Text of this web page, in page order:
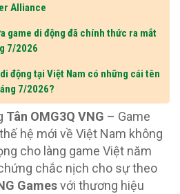
Alliance
game di động đã chính thức ra mắt
7/2026
động tại Việt Nam có những cái tên
7/2026?
Tân OMG3Q VNG – Game
hệ mới về Việt Nam không
cho làng game Việt năm
chắc nịch cho sự theo
Gamesvới thương hiệu